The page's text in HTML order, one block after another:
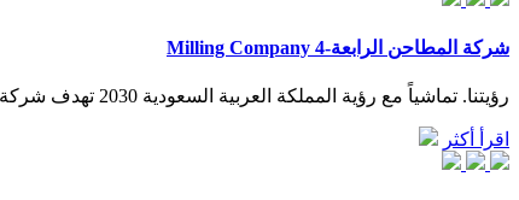
شركة المطاحن الرابعة-Milling Company 4
رؤيتنا. تماشياً مع رؤية المملكة العربية السعودية 2030 تهدف شركة المطاحن الرابعة أن تكون من الشركات الرائدة في دعم الأمن الغذائي في وطننا الحبيب . وأن تكون خدماتنا دائماً فوق مستوى توقعات ...
اقرأ أكثر